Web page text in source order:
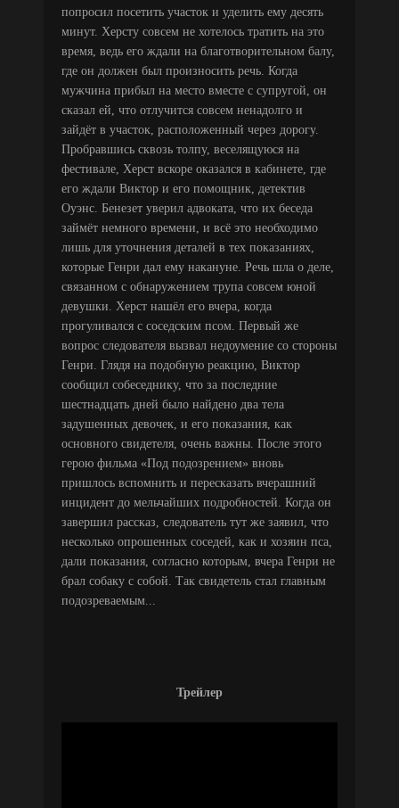
попросил посетить участок и уделить ему десять
минут. Херсту совсем не хотелось тратить на это
время, ведь его ждали на благотворительном балу,
где он должен был произносить речь. Когда
мужчина прибыл на место вместе с супругой, он
сказал ей, что отлучится совсем ненадолго и
зайдёт в участок, расположенный через дорогу.
Пробравшись сквозь толпу, веселящуюся на
фестивале, Херст вскоре оказался в кабинете, где
его ждали Виктор и его помощник, детектив
Оуэнс. Бенезет уверил адвоката, что их беседа
займёт немного времени, и всё это необходимо
лишь для уточнения деталей в тех показаниях,
которые Генри дал ему накануне. Речь шла о деле,
связанном с обнаружением трупа совсем юной
девушки. Херст нашёл его вчера, когда
прогуливался с соседским псом. Первый же
вопрос следователя вызвал недоумение со стороны
Генри. Глядя на подобную реакцию, Виктор
сообщил собеседнику, что за последние
шестнадцать дней было найдено два тела
задушенных девочек, и его показания, как
основного свидетеля, очень важны. После этого
герою фильма «Под подозрением» вновь
пришлось вспомнить и пересказать вчерашний
инцидент до мельчайших подробностей. Когда он
завершил рассказ, следователь тут же заявил, что
несколько опрошенных соседей, как и хозяин пса,
дали показания, согласно которым, вчера Генри не
брал собаку с собой. Так свидетель стал главным
подозреваемым...
Трейлер